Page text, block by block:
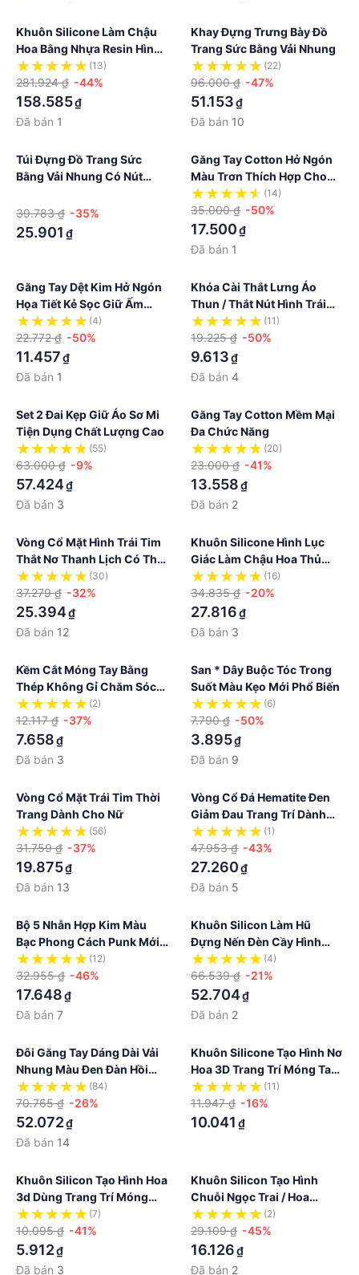
Khuôn Silicone Làm Chậu
Hoa Bằng Nhựa Resin Hình
Bé Gái Và Hoa Dễ Thương
(13)
281.924 ₫ -44%
158.585₫
Đã bán 1
Khay Đựng Trưng Bày Đồ
Trang Sức Bằng Vải Nhung
(22)
96.000 ₫ -47%
51.153₫
Đã bán 10
Túi Đựng Đồ Trang Sức
Bằng Vải Nhung Có Nút
39.783 ₫ -35%
25.901 ₫
Găng Tay Cotton Hở Ngón
Màu Trơn Thích Hợp Cho
Nam Và Nữ
(14)
35.000 ₫ -50%
17.500₫
Đã bán 1
Găng Tay Dệt Kim Hở Ngón
Họa Tiết Kẻ Sọc Giữ Ấm
Mùa Đông Cho Nữ
(4)
22.772 ₫ -50%
11.457₫
Đã bán 1
Khóa Cài Thắt Lưng Áo
Thun / Thắt Nút Hình Trái
Tim Bằng Lụa (11)
19.225 ₫ -50%
9.613₫
Đã bán 4
Set 2 Đai Kẹp Giữ Áo Sơ Mi
Tiện Dụng Chất Lượng Cao
(55)
63.000 ₫ -9%
57.424₫
Đã bán 3
Găng Tay Cotton Mềm Mại
Đa Chức Năng
(20)
23.000 ₫ -41%
13.558₫
Đã bán 2
Vòng Cổ Mặt Hình Trái Tim
Thắt Nơ Thanh Lịch Có Thể
Điều Chỉnh Cho Nữ
(30)
37.279 ₫ -32%
25.394₫
Đã bán 12
Khuôn Silicone Hình Lục
Giác Làm Chậu Hoa Thủ
Công
(16)
34.835 ₫ -20%
27.816₫
Đã bán 3
Kềm Cắt Móng Tay Bằng
Thép Không Gỉ Chăm Sóc
Móng Mới
(2)
12.117 ₫ -37%
7.658₫
Đã bán 3
San * Dây Buộc Tóc Trong
Suốt Màu Kẹo Mới Phổ Biến
(6)
7.790 ₫ -50%
3.895₫
Đã bán 9
Vòng Cổ Mặt Trái Tim Thời
Trang Dành Cho Nữ
(56)
31.759 ₫ -37%
19.875₫
Đã bán 13
Vòng Cổ Đá Hematite Đen
Giảm Đau Trang Trí Dành
Cho Nam Nữ (1)
47.953 ₫ -43%
27.260₫
Đã bán 5
Bộ 5 Nhẫn Hợp Kim Màu
Bạc Phong Cách Punk Mới
Lạ Cho Nam Và Nữ
(12)
32.955 ₫ -46%
17.648₫
Đã bán 7
Khuôn Silicon Làm Hũ
Đựng Nến Đèn Cầy Hình
Hoa Hồng Thủ Công
(4)
66.539 ₫ -21%
52.704₫
Đã bán 2
Đôi Găng Tay Dáng Dài Vải
Nhung Màu Đen Đàn Hồi
Thời Trang Thu Đông Dành
Cho Nữ
(84)
70.765 ₫ -26%
52.072₫
Đã bán 14
Khuôn Silicone Tạo Hình Nơ
Hoa 3D Trang Trí Móng Tay
DIY
(11)
11.947 ₫ -16%
10.041 ₫
Khuôn Silicon Tạo Hình Hoa
3d Dùng Trang Trí Móng
Tay
(7)
10.095 ₫ -41%
5.912₫
Đã bán 3
Khuôn Silicon Tạo Hình
Chuỗi Ngọc Trai / Hoa
Trang Trí Móng Tay Nghệ
Thuật Diy
(2)
29.109 ₫ -45%
16.126₫
Đã bán 2